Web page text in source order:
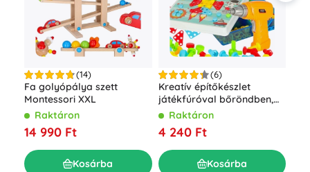
(14)
Fa golyópálya szett
Montessori XXL
Raktáron
14 990 Ft
Kosárba
(6)
Kreatív építőkészlet
játékfúróval bőröndben,
261 darab
Raktáron
4 240 Ft
Kosárba